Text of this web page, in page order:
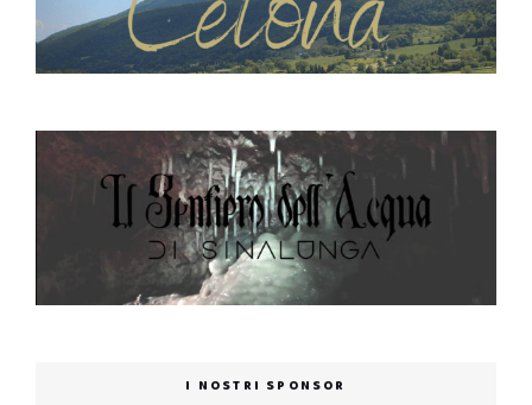
I NOSTRI SPONSOR